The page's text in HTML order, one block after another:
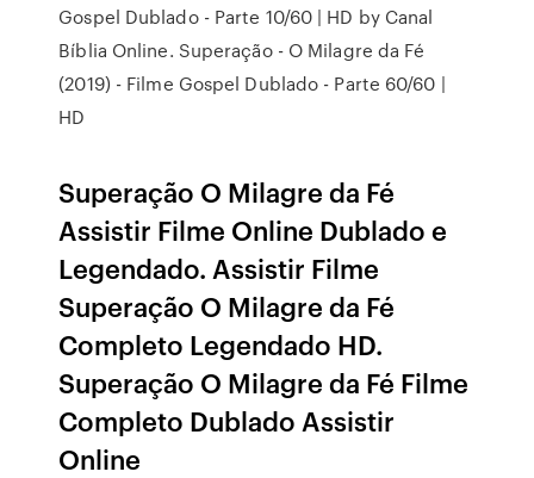
Gospel Dublado - Parte 10/60 | HD by Canal
Bíblia Online. Superação - O Milagre da Fé
(2019) - Filme Gospel Dublado - Parte 60/60 |
HD
Superação O Milagre da Fé
Assistir Filme Online Dublado e
Legendado. Assistir Filme
Superação O Milagre da Fé
Completo Legendado HD.
Superação O Milagre da Fé Filme
Completo Dublado Assistir
Online